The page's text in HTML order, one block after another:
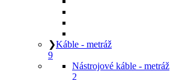
❯Káble - metráž
9
Nástrojové káble - metráž
2